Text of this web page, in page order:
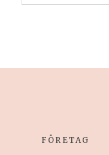
FÖRETAG